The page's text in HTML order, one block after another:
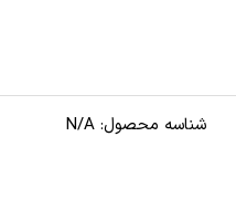
شناسه محصول: N/A